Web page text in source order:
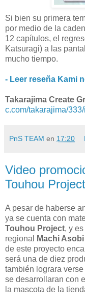
Si bien su primera
por medio de la
12 capítulos, el
Katsuragi) a las
mucho tiempo.
- Leer reseña Kami
Takarajima Create
c.com/takarajima/333/
PnS TEAM en 17:20
Video
Touhou Project
A pesar de haberse
ya se cuenta con
Touhou Project, y
regional
Machi
de este proyecto
será una de diez
también lograra
se desarrollaran con
la mascota de la